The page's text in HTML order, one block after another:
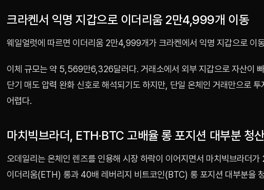
크라켄서 익명 지갑으로 이더리움 2만4,999개 이동
웨일얼럿에 따르면 이더리움 2만4,999개가 크라켄에서 익명 지갑으로 이
이체 규모는 약 5,569만6,326달러다. 거래소에서 외부 지갑으로 자산이
단기 매도 압력 완화 신호로 해석되기도 하지만, 단일 온체인 거래만으로
어렵다.
마치빅브라더, ETH·BTC 고배율 롱 포지션 대부분 청
오데일리는 온체인 렌즈를 인용해 시장 하락이 이어지면서 마치빅브라더가
이더리움(ETH) 롱과 40배 레버리지 비트코인(BTC) 롱 포지션 대부분을